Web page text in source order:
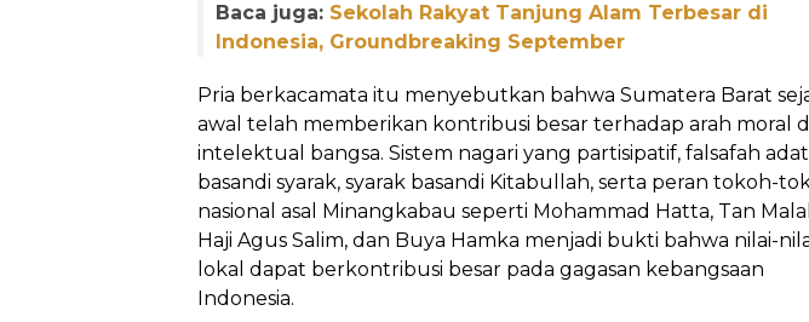
Baca juga: Sekolah Rakyat Tanjung Alam Terbesar di
Indonesia, Groundbreaking September
Pria berkacamata itu menyebutkan bahwa Sumatera Barat
awal telah memberikan kontribusi besar terhadap arah moral
intelektual bangsa. Sistem nagari yang partisipatif, falsafah adat
basandi syarak, syarak basandi Kitabullah, serta peran tokoh-
nasional asal Minangkabau seperti Mohammad Hatta, Tan
Haji Agus Salim, dan Buya Hamka menjadi bukti bahwa nilai-
lokal dapat berkontribusi besar pada gagasan kebangsaan
Indonesia.